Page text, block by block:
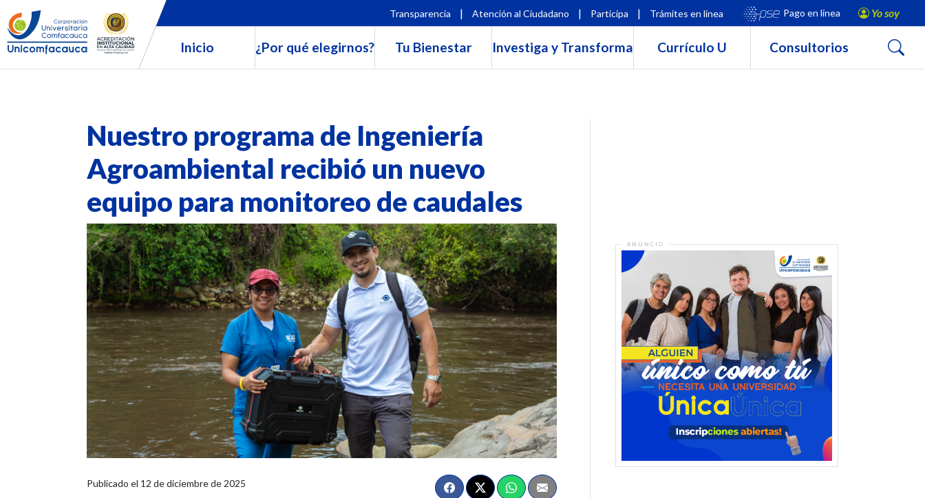
Transparencia | Atención al Ciudadano | Participa | Trámites en línea Pago en línea Yo soy
Inicio ¿Por qué elegirnos? Tu Bienestar Investiga y Transforma Currículo U Consultorios Buscar
Nuestro programa de Ingeniería
Agroambiental recibió un nuevo
equipo para monitoreo de caudales
Publicado el 12 de diciembre de 2025